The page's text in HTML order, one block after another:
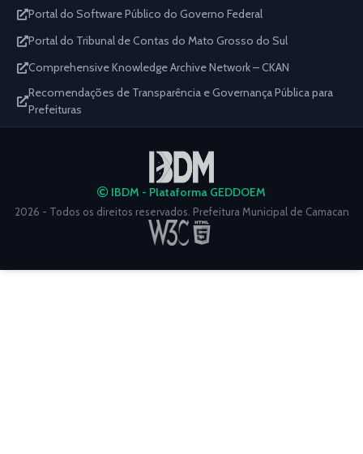
Portal do Software Público do Governo Federal
Portal do Tribunal de Contas do Mato Grosso do Sul
Comprehensive Knowledge Archive Network – CKAN
Recomendações de Transparência e Governança Pública para
Prefeituras
IBDM - Plataforma GEDDOEM
2026 - Todos os direitos reservados. Prefeitura Municipal de Camacan